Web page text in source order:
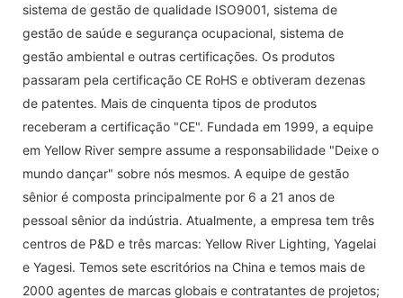
sistema de gestão de qualidade ISO9001, sistema de
gestão de saúde e segurança ocupacional, sistema de
gestão ambiental e outras certificações. Os produtos
passaram pela certificação CE RoHS e obtiveram dezenas
de patentes. Mais de cinquenta tipos de produtos
receberam a certificação "CE". Fundada em 1999, a equipe
em Yellow River sempre assume a responsabilidade "Deixe o
mundo dançar" sobre nós mesmos. A equipe de gestão
sênior é composta principalmente por 6 a 21 anos de
pessoal sênior da indústria. Atualmente, a empresa tem três
centros de P&D e três marcas: Yellow River Lighting, Yagelai
e Yagesi. Temos sete escritórios na China e temos mais de
2000 agentes de marcas globais e contratantes de projetos;